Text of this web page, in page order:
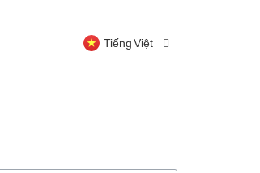
Tiếng Việt
Русский